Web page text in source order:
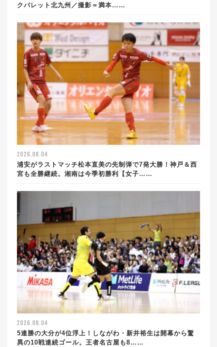
クバレット北九州／撮影＝満本……
2026.08.04
浦安がラストマッチ松本直美の先制弾で7発大勝！神戸＆西
宮も全勝継続。湘南は今季初勝利【女子……
2026.08.04
5連勝の大分が4位浮上！しながわ・新井裕生は開幕から驚
異の10戦連続ゴール。王者名古屋も8……